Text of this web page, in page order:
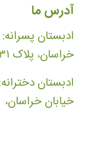
آدرس ما
ادبستان
خراسان، پلاک ۳۱
ادبستان
خیابان خراسان،